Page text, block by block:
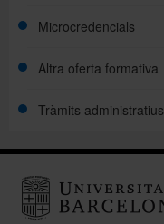
Microcredencials
Altra oferta formativa
Tràmits administratius